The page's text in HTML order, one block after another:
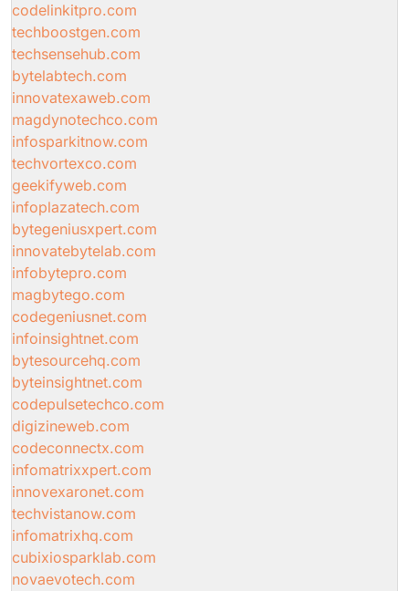
codelinkitpro.com
techboostgen.com
techsensehub.com
bytelabtech.com
innovatexaweb.com
magdynotechco.com
infosparkitnow.com
techvortexco.com
geekifyweb.com
infoplazatech.com
bytegeniusxpert.com
innovatebytelab.com
infobytepro.com
magbytego.com
codegeniusnet.com
infoinsightnet.com
bytesourcehq.com
byteinsightnet.com
codepulsetechco.com
digizineweb.com
codeconnectx.com
infomatrixxpert.com
innovexaronet.com
techvistanow.com
infomatrixhq.com
cubixiosparklab.com
novaevotech.com